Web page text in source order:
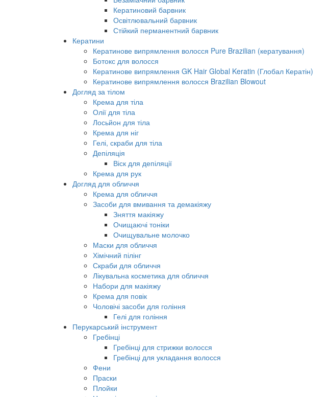
Кератиновий барвник
Освітлювальний барвник
Стійкий перманентний барвник
Кератини
Кератинове випрямлення волосся Pure Brazilian (кератування)
Ботокс для волосся
Кератинове випрямлення GK Hair Global Keratin (Глобал Кератін)
Кератинове випрямлення волосся Brazilian Blowout
Догляд за тілом
Крема для тіла
Олії для тіла
Лосьйон для тіла
Крема для ніг
Гелі, скраби для тіла
Депіляція
Віск для депіляції
Крема для рук
Догляд для обличчя
Крема для обличчя
Засоби для вмивання та демакіяжу
Зняття макіяжу
Очищаючі тоніки
Очищувальне молочко
Маски для обличчя
Хімічний пілінг
Скраби для обличчя
Лікувальна косметика для обличчя
Набори для макіяжу
Крема для повік
Чоловічі засоби для гоління
Гелі для гоління
Перукарський інструмент
Гребінці
Гребінці для стрижки волосся
Гребінці для укладання волосся
Фени
Праски
Плойки